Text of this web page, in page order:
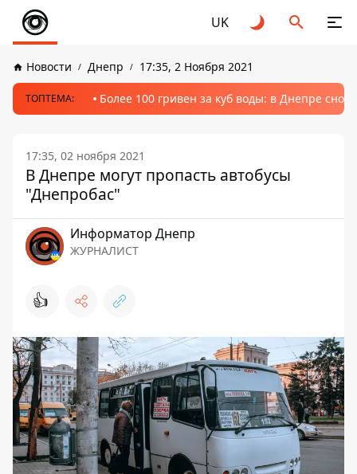
UK
Новости Днепр 17:35, 2 Ноября 2021
ТОПТЕМА: Более 100 гривен за куб воды: в Днепре
17:35, 02 ноября 2021
В Днепре могут пропасть автобусы
"Днепробас"
Информатор Днепр
ЖУРНАЛИСТ
👍